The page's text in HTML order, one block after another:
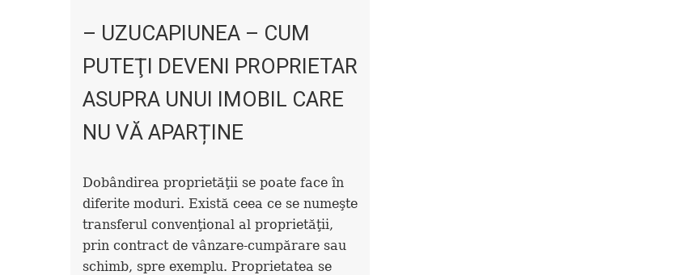
– UZUCAPIUNEA – CUM
PUTEŢI DEVENI PROPRIETAR
ASUPRA UNUI IMOBIL CARE
NU VĂ APARȚINE
Dobândirea proprietăţii se poate face în
diferite moduri. Există ceea ce se numeşte
transferul convenţional al proprietăţii,
prin contract de vânzare-cumpărare sau
schimb, spre exemplu. Proprietatea se